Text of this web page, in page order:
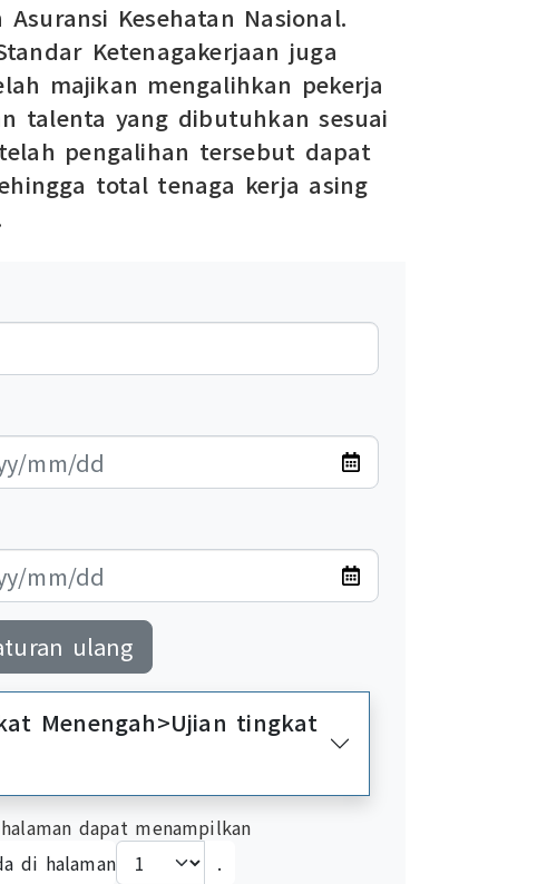
Kesehatan Nasional.
Ketenagakerjaan juga
majikan mengalihkan pekerja
talenta yang dibutuhkan sesuai
pengalihan tersebut dapat
total tenaga kerja asing
ulang
Menengah>Ujian tingkat
dapat menampilkan
di halaman
.